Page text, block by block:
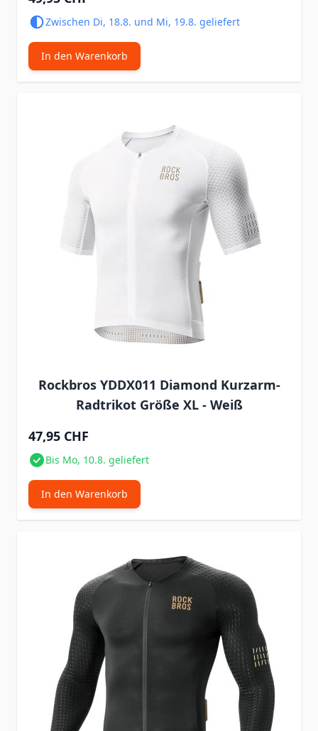
Zwischen Di, 18.8. und Mi, 19.8. geliefert
In den Warenkorb
Rockbros YDDX011 Diamond Kurzarm-
Radtrikot Größe XL - Weiß
47,95 CHF
Bis Mo, 10.8. geliefert
In den Warenkorb